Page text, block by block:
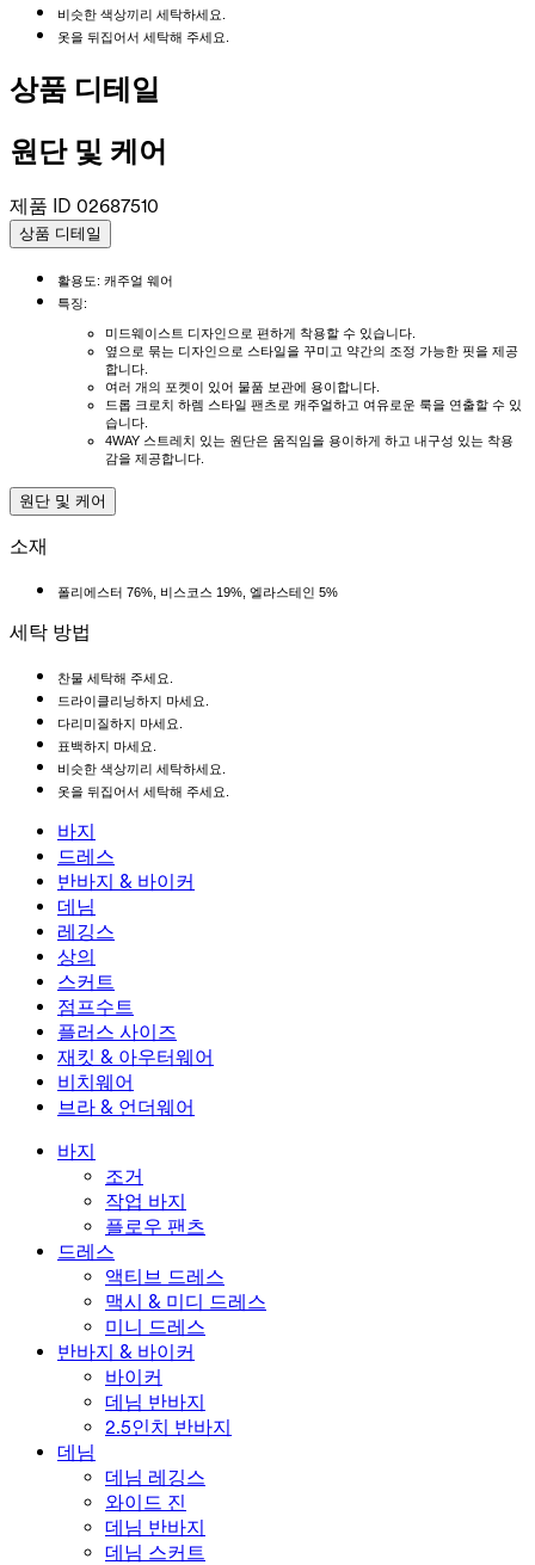
비슷한 색상끼리 세탁하세요.
옷을 뒤집어서 세탁해 주세요.
상품 디테일
원단 및 케어
제품 ID 02687510
상품 디테일
활용도: 캐주얼 웨어
특징:
미드웨이스트 디자인으로 편하게 착용할 수 있습니다.
옆으로 묶는 디자인으로 스타일을 꾸미고 약간의 조정 가능한 핏을 제공
합니다.
여러 개의 포켓이 있어 물품 보관에 용이합니다.
드롭 크로치 하렘 스타일 팬츠로 캐주얼하고 여유로운 룩을 연출할 수 있
습니다.
4WAY 스트레치 있는 원단은 움직임을 용이하게 하고 내구성 있는 착용
감을 제공합니다.
원단 및 케어
소재
폴리에스터 76%, 비스코스 19%, 엘라스테인 5%
세탁 방법
찬물 세탁해 주세요.
드라이클리닝하지 마세요.
다리미질하지 마세요.
표백하지 마세요.
비슷한 색상끼리 세탁하세요.
옷을 뒤집어서 세탁해 주세요.
바지
바지
조거
작업 바지
플로우 팬츠
드레스
드레스
액티브 드레스
맥시 & 미디 드레스
미니 드레스
반바지 & 바이커
반바지 & 바이커
바이커
데님 반바지
2.5인치 반바지
데님
데님
데님 레깅스
와이드 진
데님 반바지
데님 스커트
레깅스
레깅스
데님 레깅스
힙업 레깅스
요가 레깅스
상의
상의
스포츠 브라
티셔츠
스커트
스커트
액티브 스커트
미니 스커트
맥시 & 미디 스커트
점프수트
점프수트
오버롤
롬퍼
플러스 사이즈
플러스 사이즈
플러스 사이즈 하의
플러스 사이즈 상의
플러스 사이즈 드레스
재킷 & 아우터웨어
재킷 & 아우터웨어
재킷 & 아우터웨어
아우터웨어
비치웨어
비치웨어
수영복 상의
수영복 세트
브라 & 언더웨어
브라 & 언더웨어
언더웨어
바지
조거
작업 바지
플로우 팬츠
드레스
액티브 드레스
맥시 & 미디 드레스
미니 드레스
반바지 & 바이커
바이커
데님 반바지
2.5인치 반바지
데님
데님 레깅스
와이드 진
데님 반바지
데님 스커트